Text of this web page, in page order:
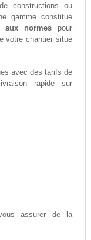
constructions ou
gamme constitué
aux normespour
votre chantier situé
avec des tarifs de
rapide sur
assurer de la